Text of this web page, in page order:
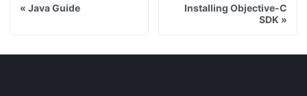
Java Guide
Installing Objective-C
SDK